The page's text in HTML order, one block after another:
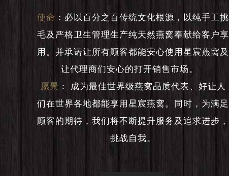
使命 ： 必以百分之百传统文化根源，以纯手工挑
毛及严格卫生管理生产纯天然燕窝奉献给客户享
用。并承诺让所有顾客都能安心使用星宸燕窝及
让代理商们安心的打开销售市场。
愿景 ：
成为最佳世界级燕窝品质代表、好让人
们在世界各地都能享用星宸燕窝。同时，为满足
顾客的期待，我们将不断提升服务及追求进步，
挑战自我。